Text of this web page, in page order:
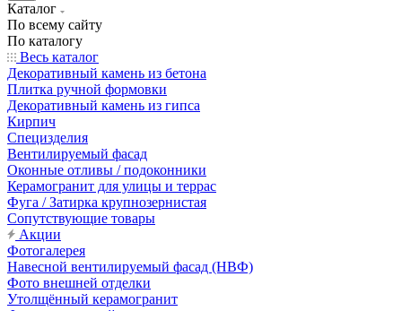
Каталог
По всему сайту
По каталогу
Весь каталог
Декоративный камень из бетона
Плитка ручной формовки
Декоративный камень из гипса
Кирпич
Специзделия
Вентилируемый фасад
Оконные отливы / подоконники
Керамогранит для улицы и террас
Фуга / Затирка крупнозернистая
Сопутствующие товары
Акции
Фотогалерея
Навесной вентилируемый фасад (НВФ)
Фото внешней отделки
Утолщённый керамогранит